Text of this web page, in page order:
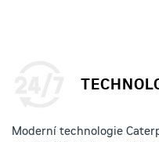
Moderní technologie